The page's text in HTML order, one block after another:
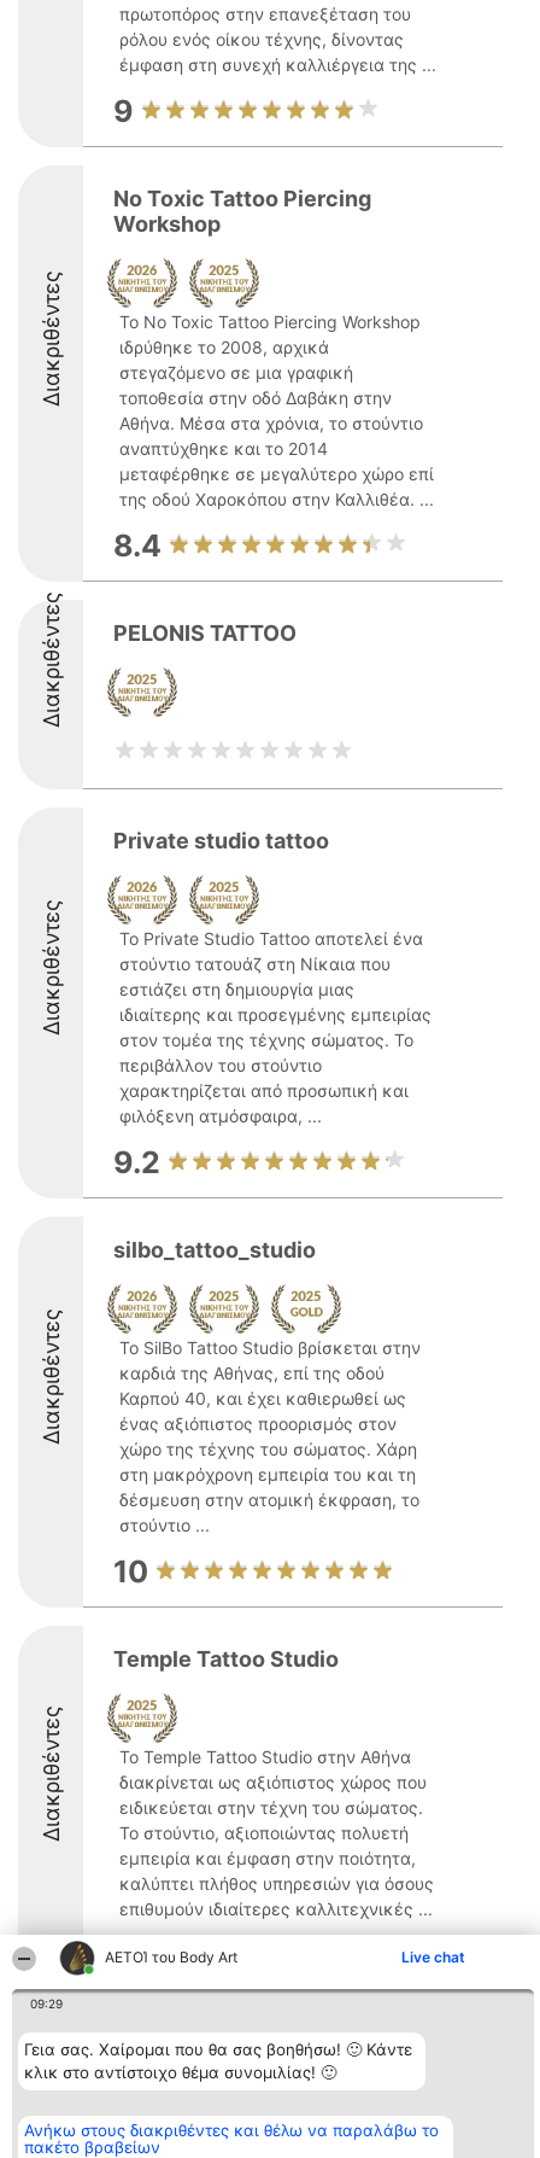
ΑΕΤΟΊ του Body Art Live chat
09:29
Γεια σας. Χαίρομαι που θα σας βοηθήσω! 🙂 Κάντε
κλικ στο αντίστοιχο θέμα συνομιλίας! 🙂
Ανήκω στους διακριθέντες και θέλω να παραλάβω το
πακέτο βραβείων
πρωτοπόρος στην επανεξέταση του
ρόλου ενός οίκου τέχνης, δίνοντας
έμφαση στη συνεχή καλλιέργεια της ...
9
Διακριθέντες
No Toxic Tattoo Piercing
Workshop
Το No Toxic Tattoo Piercing Workshop
ιδρύθηκε το 2008, αρχικά
στεγαζόμενο σε μια γραφική
τοποθεσία στην οδό Δαβάκη στην
Αθήνα. Μέσα στα χρόνια, το στούντιο
αναπτύχθηκε και το 2014
μεταφέρθηκε σε μεγαλύτερο χώρο επί
της οδού Χαροκόπου στην Καλλιθέα. ...
8.4
Διακριθέντες PELONIS TATTOO
Διακριθέντες
Private studio tattoo
Το Private Studio Tattoo αποτελεί ένα
στούντιο τατουάζ στη Νίκαια που
εστιάζει στη δημιουργία μιας
ιδιαίτερης και προσεγμένης εμπειρίας
στον τομέα της τέχνης σώματος. Το
περιβάλλον του στούντιο
χαρακτηρίζεται από προσωπική και
φιλόξενη ατμόσφαιρα, ...
9.2
Διακριθέντες
silbo_tattoo_studio
Το SilBo Tattoo Studio βρίσκεται στην
καρδιά της Αθήνας, επί της οδού
Καρπού 40, και έχει καθιερωθεί ως
ένας αξιόπιστος προορισμός στον
χώρο της τέχνης του σώματος. Χάρη
στη μακρόχρονη εμπειρία του και τη
δέσμευση στην ατομική έκφραση, το
στούντιο ...
10
Διακριθέντες
Temple Tattoo Studio
Το Temple Tattoo Studio στην Αθήνα
διακρίνεται ως αξιόπιστος χώρος που
ειδικεύεται στην τέχνη του σώματος.
Το στούντιο, αξιοποιώντας πολυετή
εμπειρία και έμφαση στην ποιότητα,
καλύπτει πλήθος υπηρεσιών για όσους
επιθυμούν ιδιαίτερες καλλιτεχνικές ...
Διοργανωτής της
κατάταξης
BEAUTIFUL COMPANY
Μονοπρόσωπη ΙΚΕ
2104128019
email:
Κατάταξη
Διακριθέντες
Λίστα όλων
των
Μεθοδολογία
Επικοινωνία
Επικοινωνία